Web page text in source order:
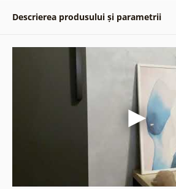
Descrierea produsului și parametrii